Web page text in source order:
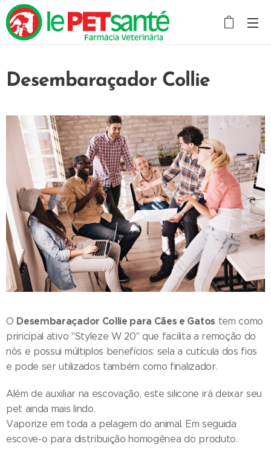
Desembaraçador Collie
O Desembaraçador Collie para Cães e Gatostem como
principal ativo "Styleze W 20" que facilita a remoção do
nós e possui múltiplos benefícios: sela a cutícula dos fios
e pode ser utilizados também como finalizador.
Além de auxiliar na escovação, este silicone irá deixar seu
pet ainda mais lindo.
Vaporize em toda a pelagem do animal. Em seguida
escove-o para distribuição homogênea do produto.